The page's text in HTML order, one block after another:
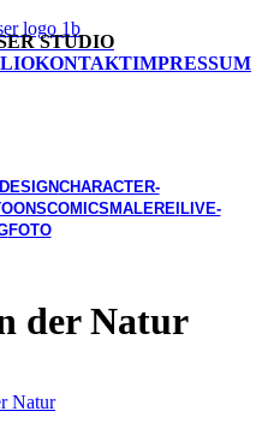
STUDIO
KONTAKTIMPRESSUM
CHARACTER-
COMICS MALEREI LIVE-
FOTO
der Natur